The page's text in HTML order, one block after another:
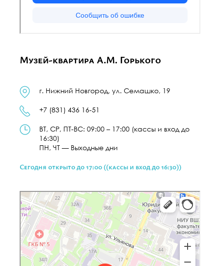
Музей-квартира А.М. Горького
г. Нижний Новгород, ул. Семашко, 19
+7 (831) 436 16-51
ВТ, СР, ПТ-ВС: 09:00 – 17:00 (кассы и вход до
16:30)
ПН, ЧТ — Выходные дни
Сегодня открыто до 17:00 ((кассы и вход до 16:30))
Нижний Новгород
Улица Семашко, 19 — Яндекс Карты